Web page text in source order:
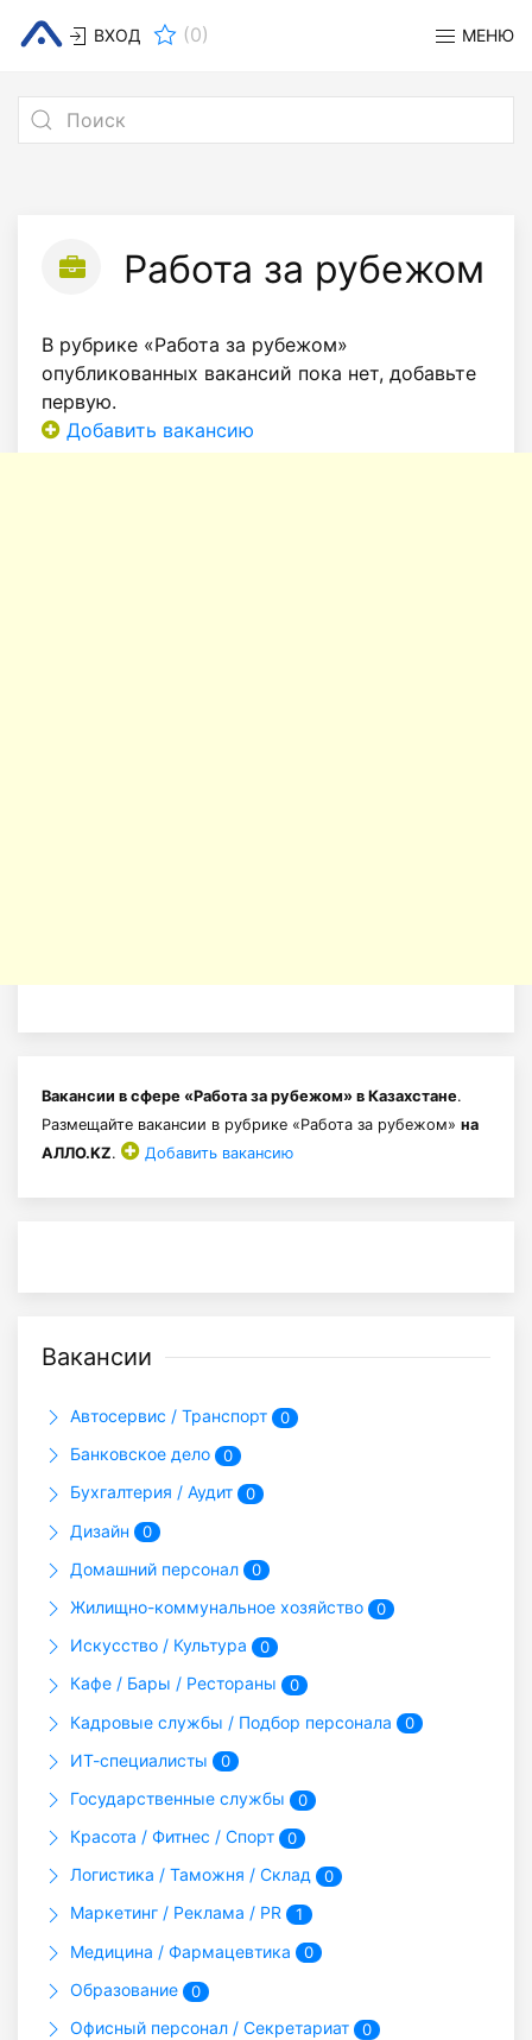
ВХОД (0) МЕНЮ
Работа за рубежом
В рубрике «Работа за рубежом»
опубликованных вакансий пока нет, добавьте
первую.
Добавить вакансию
Вакансии в сфере «Работа за рубежом» в Казахстане.
Размещайте вакансии в рубрике «Работа за рубежом» на
АЛЛО.KZ. Добавить вакансию
Вакансии
Автосервис / Транспорт 0
Банковское дело 0
Бухгалтерия / Аудит 0
Дизайн 0
Домашний персонал 0
Жилищно-коммунальное хозяйство 0
Искусство / Культура 0
Кафе / Бары / Рестораны 0
Кадровые службы / Подбор персонала 0
ИТ-специалисты 0
Государственные службы 0
Красота / Фитнес / Спорт 0
Логистика / Таможня / Склад 0
Маркетинг / Реклама / PR 1
Медицина / Фармацевтика 0
Образование 0
Офисный персонал / Секретариат 0